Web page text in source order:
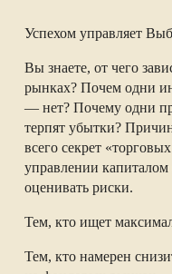
Успехом управляет
Вы знаете, от чего
рынках? Почем одни
— нет? Почему одни
терпят убытки?
всего секрет
управлении
оценивать риски.
Тем, кто ищет
Тем, кто намерен